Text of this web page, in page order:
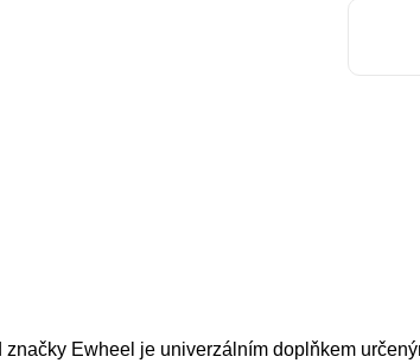
Ewheel je univerzálním doplňkem